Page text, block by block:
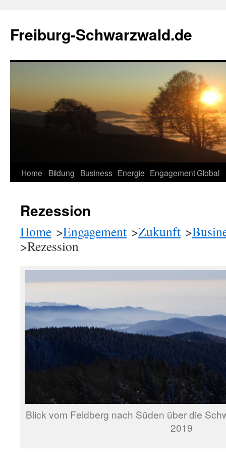
springen
Freiburg-Schwarzwald.de
Home Bildung Business Energie EngagementGlobal
Rezession
Home >Engagement >Zukunft >
>Rezession
Blick vom Feldberg nach Süden über die
2019